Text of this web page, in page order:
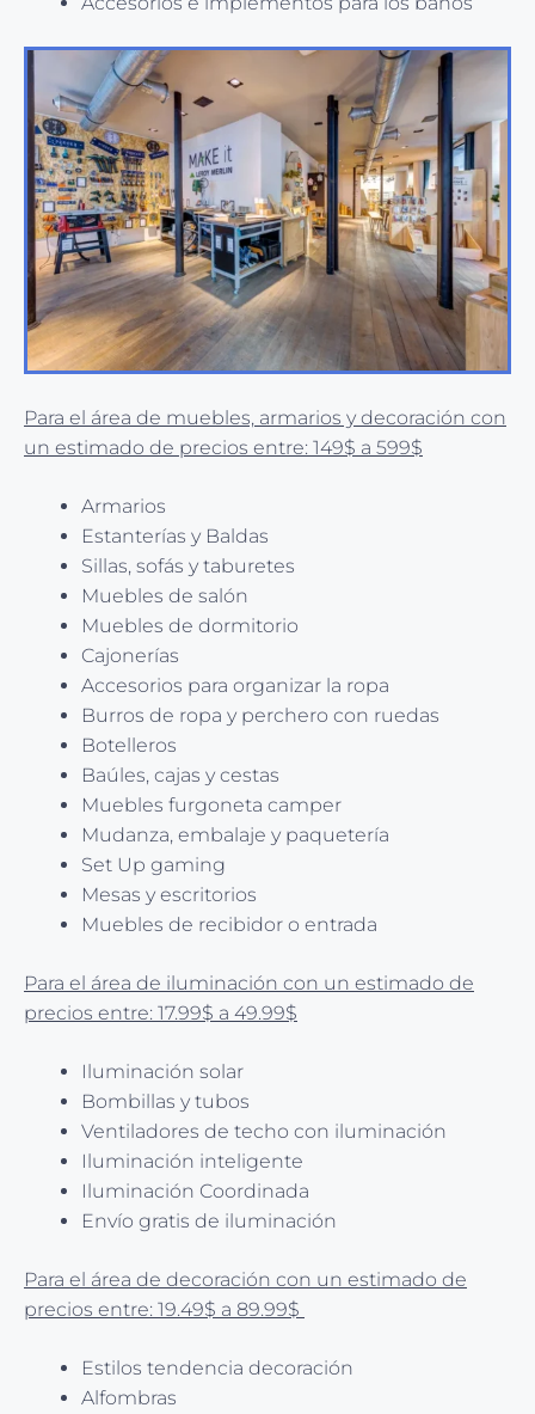
Para el área de muebles, armarios y decoración con
un estimado de precios entre: 149$ a 599$
Armarios
Estanterías y Baldas
Sillas, sofás y taburetes
Muebles de salón
Muebles de dormitorio
Cajonerías
Accesorios para organizar la ropa
Burros de ropa y perchero con ruedas
Botelleros
Baúles, cajas y cestas
Muebles furgoneta camper
Mudanza, embalaje y paquetería
Set Up gaming
Mesas y escritorios
Muebles de recibidor o entrada
Para el área de iluminación con un estimado de
precios entre: 17.99$ a 49.99$
Iluminación solar
Bombillas y tubos
Ventiladores de techo con iluminación
Iluminación inteligente
Iluminación Coordinada
Envío gratis de iluminación
Para el área de decoración con un estimado de
precios entre: 19.49$ a 89.99$
Estilos tendencia decoración
Alfombras